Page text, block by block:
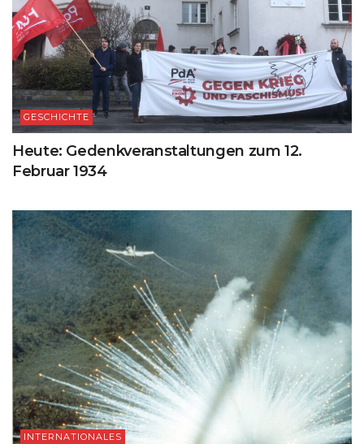
GESCHICHTE
Heute: Gedenkveranstaltungen zum 12.
Februar 1934
INTERNATIONALES